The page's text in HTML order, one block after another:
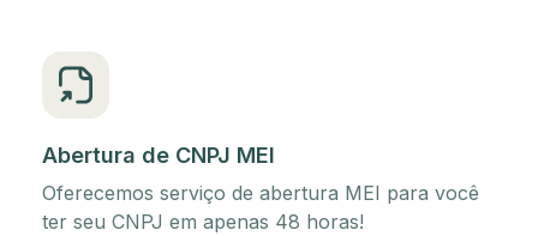
Abertura de CNPJ MEI
Oferecemos serviço de abertura MEI para você
ter seu CNPJ em apenas 48 horas!